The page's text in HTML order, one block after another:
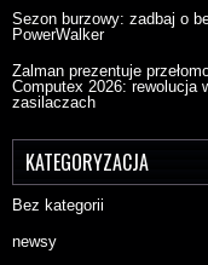
Sezon burzowy: zadbaj o
PowerWalker
Zalman prezentuje
Computex 2026: rewolucja
zasilaczach
KATEGORYZACJA
Bez kategorii
newsy